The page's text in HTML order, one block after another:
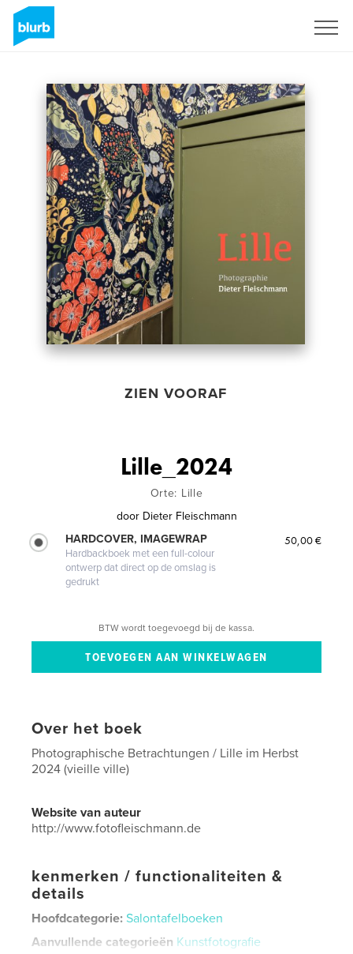
ZIEN VOORAF
Lille_2024
Orte: Lille
door Dieter Fleischmann
HARDCOVER, IMAGEWRAP
Hardbackboek met een full-colour
ontwerp dat direct op de omslag is
gedrukt
50,00 €
BTW wordt toegevoegd bij de kassa.
Over het boek
Photographische Betrachtungen / Lille im Herbst
2024 (vieille ville)
Website van auteur
http://www.fotofleischmann.de
kenmerken / functionaliteiten &
details
Hoofdcategorie: Salontafelboeken
Aanvullende categorieën Kunstfotografie